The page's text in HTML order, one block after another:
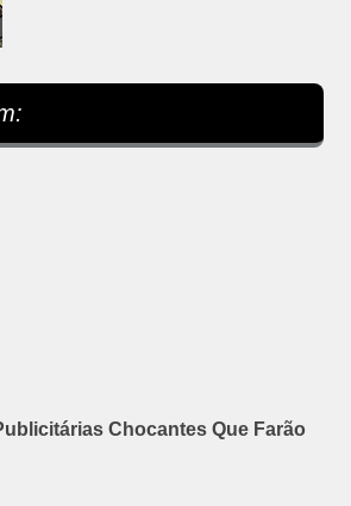
Chocantes Que Farão